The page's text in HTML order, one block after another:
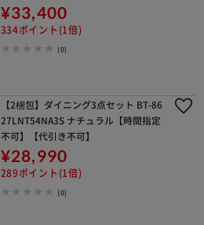
可】
¥33,400
334ポイント(1倍)
(0)
【2梱包】ダイニング3点セット BT-86
27LNT54NA3S ナチュラル【時間指定
不可】【代引き不可】
¥28,990
289ポイント(1倍)
(0)